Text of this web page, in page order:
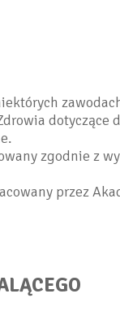
dotyczące
zgodnie z
przez